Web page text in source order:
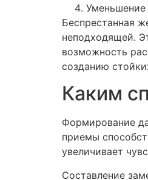
Уменьшение
Беспрестанная
неподходящей.
возможность
созданию
Каким
Формирование
приемы
увеличивает
Составление